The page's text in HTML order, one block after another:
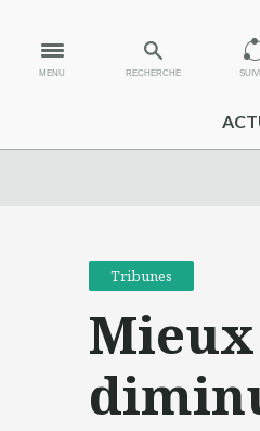
MENU RECHERCHE
Tribunes